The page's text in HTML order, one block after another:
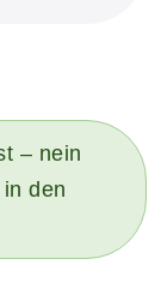
– nein
den